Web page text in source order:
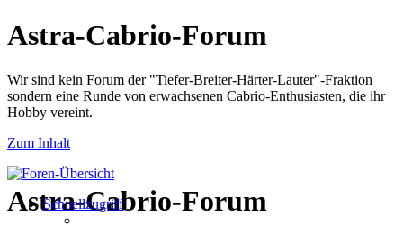
Astra-Cabrio-Forum
Wir sind kein Forum der "Tiefer-Breiter-Härter-Lauter"-Fraktion
sondern eine Runde von erwachsenen Cabrio-Enthusiasten, die ihr
Hobby vereint.
Zum Inhalt
Astra-Cabrio-Forum
Schnellzugriff